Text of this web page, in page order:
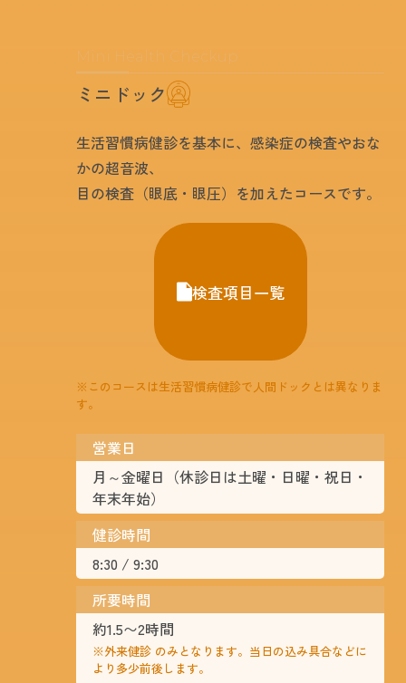
Mini Health Checkup
ミニドック
生活習慣病健診を基本に、感染症の検査やおな
かの超音波、
目の検査（眼底・眼圧）を加えたコースです。
検査項目一覧
※このコースは生活習慣病健診で人間ドックとは異なりま
す。
営業日
月～金曜日（休診日は土曜・日曜・祝日・
年末年始）
健診時間
8:30 / 9:30
所要時間
約1.5〜2時間
※外来健診 のみとなります。当日の込み具合などに
より多少前後します。